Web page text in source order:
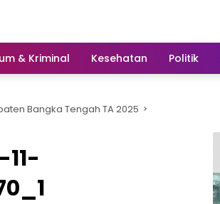
& Kriminal Kesehatan Politik
Bangka Tengah TA 2025